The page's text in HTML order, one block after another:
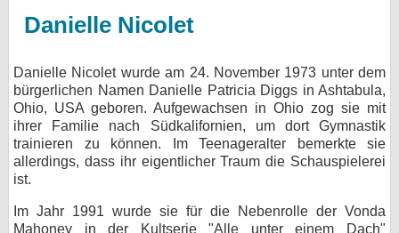
Danielle Nicolet
Danielle Nicolet wurde am 24. November 1973 unter dem
bürgerlichen Namen Danielle Patricia Diggs in Ashtabula,
Ohio, USA geboren. Aufgewachsen in Ohio zog sie mit
ihrer Familie nach Südkalifornien, um dort Gymnastik
trainieren zu können. Im Teenageralter bemerkte sie
allerdings, dass ihr eigentlicher Traum die Schauspielerei
ist.
Im Jahr 1991 wurde sie für die Nebenrolle der Vonda
Mahoney in der Kultserie "Alle unter einem Dach"
KULTUR
Specials
SERVICE
Gewinnspiele